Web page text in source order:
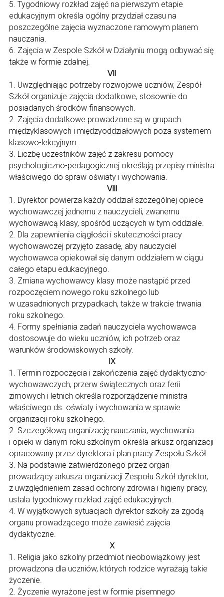
5. Tygodniowy rozkład zajęć na pierwszym etapie
edukacyjnym określa ogólny przydział czasu na
poszczególne zajęcia wyznaczone ramowym planem
nauczania.
6. Zajęcia w Zespole Szkół w Działyniu mogą odbywać się
także w formie zdalnej.
Ⅶ
1. Uwzględniając potrzeby rozwojowe uczniów, Zespół
Szkół organizuje zajęcia dodatkowe, stosownie do
posiadanych środków finansowych.
2. Zajęcia dodatkowe prowadzone są w grupach
międzyklasowych i międzyoddziałowych poza systemem
klasowo-lekcyjnym.
3. Liczbę uczestników zajęć z zakresu pomocy
psychologiczno-pedagogicznej określają przepisy ministra
właściwego do spraw oświaty i wychowania.
Ⅷ
1. Dyrektor powierza każdy oddział szczególnej opiece
wychowawczej jednemu z nauczycieli, zwanemu
wychowawcą klasy, spośród uczących w tym oddziale.
2. Dla zapewnienia ciągłości i skuteczności pracy
wychowawczej przyjęto zasadę, aby nauczyciel
wychowawca opiekował się danym oddziałem w ciągu
całego etapu edukacyjnego.
3. Zmiana wychowawcy klasy może nastąpić przed
rozpoczęciem nowego roku szkolnego lub
w uzasadnionych przypadkach, także w trakcie trwania
roku szkolnego.
4. Formy spełniania zadań nauczyciela wychowawca
dostosowuje do wieku uczniów, ich potrzeb oraz
warunków środowiskowych szkoły.
Ⅸ
1. Termin rozpoczęcia i zakończenia zajęć dydaktyczno-
wychowawczych, przerw świątecznych oraz ferii
zimowych i letnich określa rozporządzenie ministra
właściwego ds. oświaty i wychowania w sprawie
organizacji roku szkolnego.
2. Szczegółową organizację nauczania, wychowania
i opieki w danym roku szkolnym określa arkusz organizacji
opracowany przez dyrektora i plan pracy Zespołu Szkół.
3. Na podstawie zatwierdzonego przez organ
prowadzący arkusza organizacji Zespołu Szkół dyrektor,
z uwzględnieniem zasad ochrony zdrowia i higieny pracy,
ustala tygodniowy rozkład zajęć edukacyjnych.
4. W wyjątkowych sytuacjach dyrektor szkoły za zgodą
organu prowadzącego może zawiesić zajęcia
dydaktyczne.
Ⅹ
1. Religia jako szkolny przedmiot nieobowiązkowy jest
prowadzona dla uczniów, których rodzice wyrażają takie
życzenie.
2. Życzenie wyrażone jest w formie pisemnego